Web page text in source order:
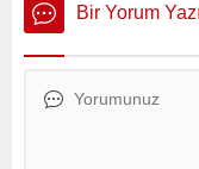
kapsamında başlatılan
dalga operasyonuna,
siyasetçilerden sert
belediye başkanlarının
Bir Yorum